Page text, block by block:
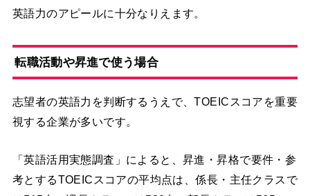
英語力のアピールに十分なりえます。
転職活動や昇進で使う場合
志望者の英語力を判断するうえで、TOEICスコアを重要
視する企業が多いです。
「英語活用実態調査」によると、昇進・昇格で要件・参
考とするTOEICスコアの平均点は、係長・主任クラスで